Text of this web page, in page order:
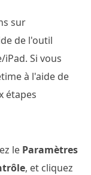
sur
de l'outil
Si vous
à l'aide de
étapes
le Paramètres
, et cliquez